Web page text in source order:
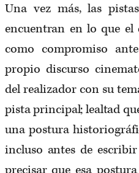
Una vez más, las
encuentran en lo que el
como compromiso
propio discurso
del realizador con su
pista principal; lealtad
una postura
incluso antes de